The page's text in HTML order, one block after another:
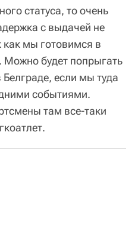
статуса, то очень
с выдачей не
как мы готовимся в
Можно будет попрыгать
если мы туда
событиями.
там все-таки